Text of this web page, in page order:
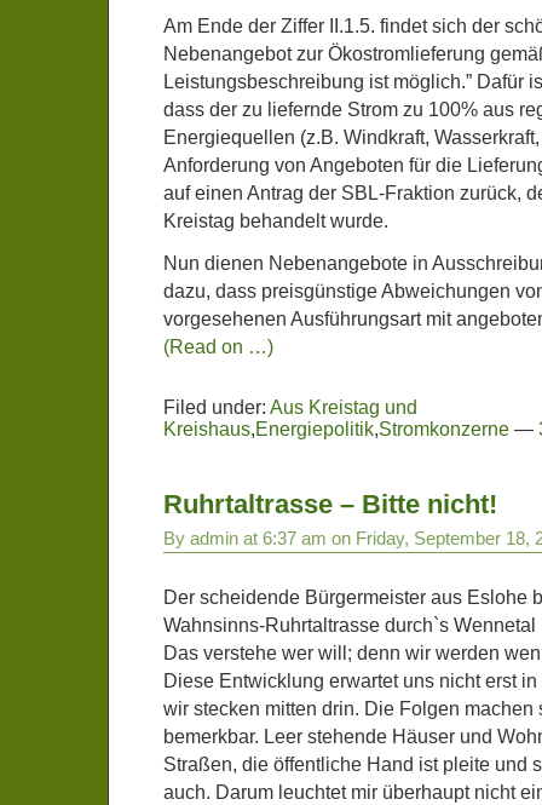
Am Ende der Ziffer II.1.5. findet sich der
Nebenangebot zur Ökostromlieferung
Leistungsbeschreibung ist möglich.” Dafür
dass der zu liefernde Strom zu 100% aus
Energiequellen (z.B. Windkraft,
Anforderung von Angeboten für die
auf einen Antrag der SBL-Fraktion zurück,
Kreistag behandelt wurde.
Nun dienen Nebenangebote in
dazu, dass preisgünstige Abweichungen
vorgesehenen Ausführungsart mit
(Read on …)
Filed under: Aus Kreistag und
Kreishaus,Energiepolitik,Stromkonzerne —
Ruhrtaltrasse – Bitte nicht!
By admin at 6:37 am on Friday, September 18,
Der scheidende Bürgermeister aus Eslohe
Wahnsinns-Ruhrtaltrasse durch`s
Das verstehe wer will; denn wir werden
Diese Entwicklung erwartet uns nicht erst
wir stecken mitten drin. Die Folgen machen
bemerkbar. Leer stehende Häuser und
Straßen, die öffentliche Hand ist pleite und
auch. Darum leuchtet mir überhaupt nicht